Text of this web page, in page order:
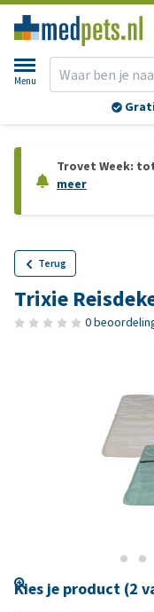
Menu
Trovet Week:
meer
Terug
Trixie
0
Kies je product (2